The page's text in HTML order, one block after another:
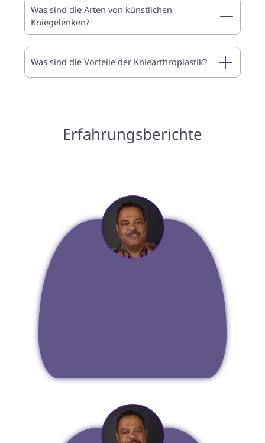
Was sind die Arten von künstlichen
Kniegelenken?
Was sind die Vorteile der Kniearthroplastik?
Erfahrungsberichte